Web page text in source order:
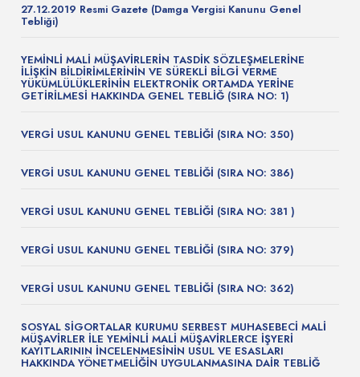
27.12.2019 Resmi Gazete (Damga Vergisi Kanunu Genel
Tebliği)
YEMİNLİ MALİ MÜŞAVİRLERİN TASDİK SÖZLEŞMELERİNE
İLİŞKİN BİLDİRİMLERİNİN VE SÜREKLİ BİLGİ VERME
YÜKÜMLÜLÜKLERİNİN ELEKTRONİK ORTAMDA YERİNE
GETİRİLMESİ HAKKINDA GENEL TEBLİĞ (SIRA NO: 1)
VERGİ USUL KANUNU GENEL TEBLİĞİ (SIRA NO: 350)
VERGİ USUL KANUNU GENEL TEBLİĞİ (SIRA NO: 386)
VERGİ USUL KANUNU GENEL TEBLİĞİ (SIRA NO: 381 )
VERGİ USUL KANUNU GENEL TEBLİĞİ (SIRA NO: 379)
VERGİ USUL KANUNU GENEL TEBLİĞİ (SIRA NO: 362)
SOSYAL SİGORTALAR KURUMU SERBEST MUHASEBECİ MALİ
MÜŞAVİRLER İLE YEMİNLİ MALİ MÜŞAVİRLERCE İŞYERİ
KAYITLARININ İNCELENMESİNİN USUL VE ESASLARI
HAKKINDA YÖNETMELİĞİN UYGULANMASINA DAİR TEBLİĞ